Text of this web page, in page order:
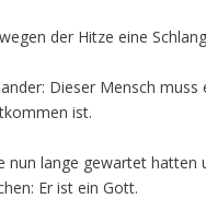
der Hitze eine
Dieser Mensch muss
ist.
nun lange gewartet hatten
Er ist ein Gott.